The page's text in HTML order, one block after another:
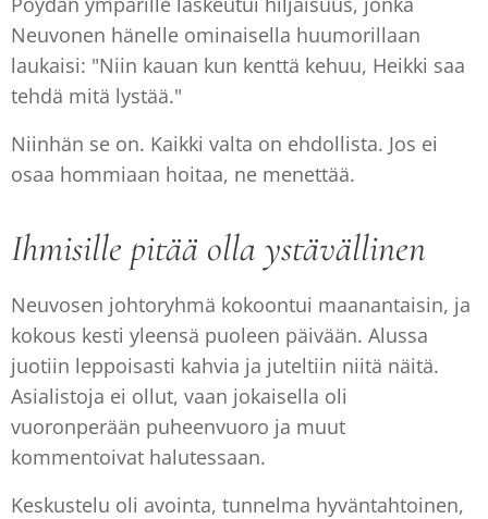
Neuvonen hänelle ominaisella huumorillaan
laukaisi: "Niin kauan kun kenttä kehuu, Heikki saa
tehdä mitä lystää."
Niinhän se on. Kaikki valta on ehdollista. Jos ei
osaa hommiaan hoitaa, ne menettää.
Ihmisille pitää olla ystävällinen
Neuvosen johtoryhmä kokoontui maanantaisin, ja
kokous kesti yleensä puoleen päivään. Alussa
juotiin leppoisasti kahvia ja juteltiin niitä näitä.
Asialistoja ei ollut, vaan jokaisella oli
vuoronperään puheenvuoro ja muut
kommentoivat halutessaan.
Keskustelu oli avointa, tunnelma hyväntahtoinen,